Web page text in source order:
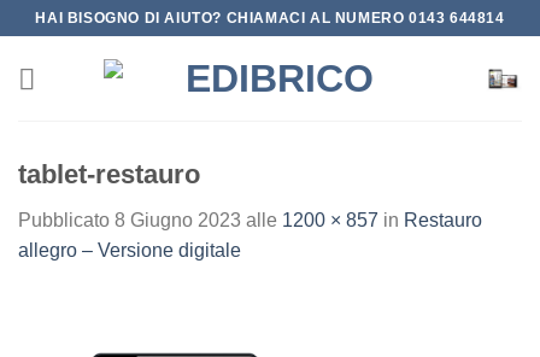
Salta
contenuti
HAI BISOGNO DI AIUTO? CHIAMACI AL NUMERO 0143 644814
tablet-restauro
Pubblicato 8 Giugno 2023 alle 1200 × 857 in Restauro
allegro – Versione digitale